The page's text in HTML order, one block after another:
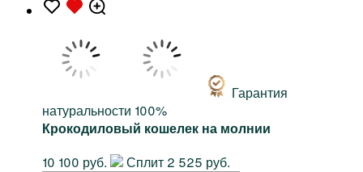
Гарантия
натуральности 100%
Крокодиловый кошелек на молнии
10 100 руб.
Сплит 2 525 руб.